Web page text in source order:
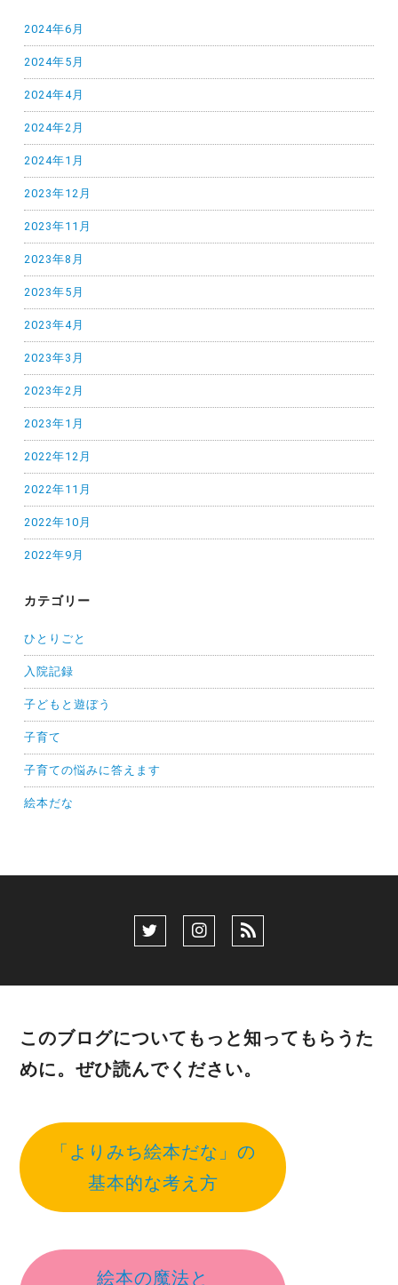
2024年6月
2024年5月
2024年4月
2024年2月
2024年1月
2023年12月
2023年11月
2023年8月
2023年5月
2023年4月
2023年3月
2023年2月
2023年1月
2022年12月
2022年11月
2022年10月
2022年9月
カテゴリー
ひとりごと
入院記録
子どもと遊ぼう
子育て
子育ての悩みに答えます
絵本だな
このブログについてもっと知ってもらうた
めに。ぜひ読んでください。
「よりみち絵本だな」の
基本的な考え方
絵本の魔法と